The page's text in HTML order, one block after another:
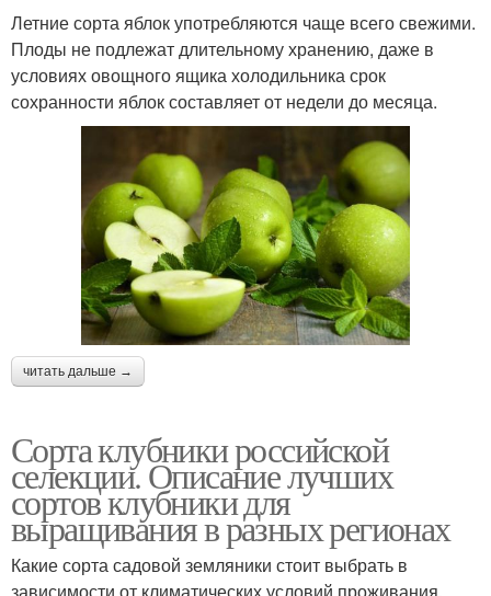
Летние сорта яблок употребляются чаще всего свежими.
Плоды не подлежат длительному хранению, даже в
условиях овощного ящика холодильника срок
сохранности яблок составляет от недели до месяца.
читать дальше →
Сорта клубники российской
селекции. Описание лучших
сортов клубники для
выращивания в разных регионах
Какие сорта садовой земляники стоит выбрать в